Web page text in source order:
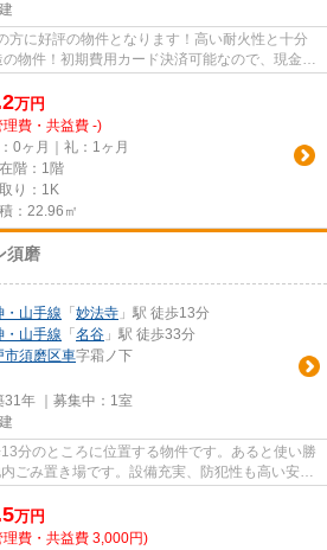
方に好評の物件となります！高い耐火性と十分
物件！初期費用カード決済可能なので、現金を
万円
理費・共益費 -)
0ヶ月｜礼：1ヶ月
階：1階
り：1K
：22.96㎡
須磨
・山手線 「 妙法寺 」駅 徒歩13分
・山手線 「 名谷 」駅 徒歩33分
市須磨区車字霜ノ下
年 ｜募集中： 1室
分のところに位置する物件です。あると使い勝
ごみ置き場です。設備充実、防犯性も高い安心
万円
理費・共益費 3,000円)